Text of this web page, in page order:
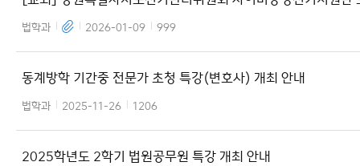
안내
법학과 2026-01-09 999
동계방학 기간중 전문가 초청 특강(변호사) 개최 안내
법학과 2025-11-26 1206
2025학년도 2학기 법원공무원 특강 개최 안내